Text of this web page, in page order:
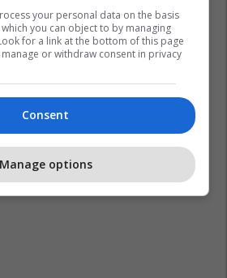
your personal data on the basis
you can object to by managing
for a link at the bottom of this page
or withdraw consent in privacy
Consent
Manage options